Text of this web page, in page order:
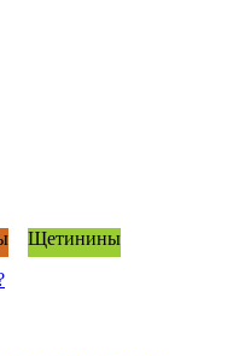
Щетинины